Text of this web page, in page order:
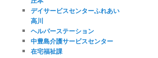
デイサービスセンターふれあい
高川
ヘルパーステーション
中豊島介護サービスセンター
在宅福祉課